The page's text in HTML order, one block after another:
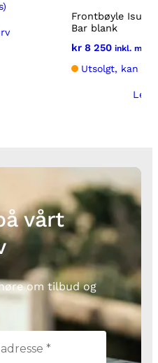
Frontbøyle Isuzu
Bar blank
kr 8 250 inkl. mva
Utsolgt, kan
vårt
om tilbud og